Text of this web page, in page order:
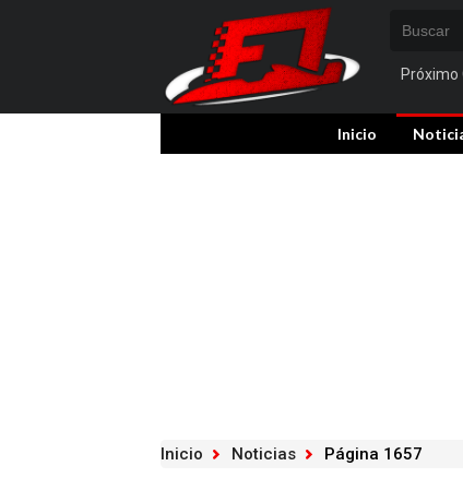
Próximo
Inicio
Inicio Noticias Página 1657